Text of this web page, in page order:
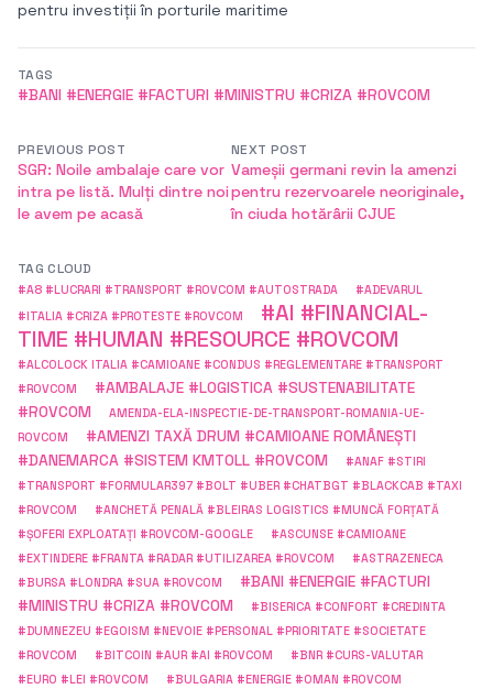
pentru investiții în porturile maritime
TAGS
#BANI #ENERGIE #FACTURI #MINISTRU #CRIZA #ROVCOM
PREVIOUS POST
SGR: Noile ambalaje care vor
intra pe listă. Mulți dintre noi
le avem pe acasă
NEXT POST
Vameșii germani revin la amenzi
pentru rezervoarele neoriginale,
în ciuda hotărârii CJUE
TAG CLOUD
#A8 #LUCRARI #TRANSPORT #ROVCOM #AUTOSTRADA
#ADEVARUL
#ITALIA #CRIZA #PROTESTE #ROVCOM
#AI #FINANCIAL-
TIME #HUMAN #RESOURCE #ROVCOM
#ALCOLOCK ITALIA #CAMIOANE #CONDUS #REGLEMENTARE #TRANSPORT
#ROVCOM
#AMBALAJE #LOGISTICA #SUSTENABILITATE
#ROVCOM
AMENDA-ELA-INSPECTIE-DE-TRANSPORT-ROMANIA-UE-
ROVCOM
#AMENZI TAXĂ DRUM #CAMIOANE ROMÂNEȘTI
#DANEMARCA #SISTEM KMTOLL #ROVCOM
#ANAF #STIRI
#TRANSPORT #FORMULAR397 #BOLT #UBER #CHATBGT #BLACKCAB #TAXI
#ROVCOM
#ANCHETĂ PENALĂ #BLEIRAS LOGISTICS #MUNCĂ FORȚATĂ
#ȘOFERI EXPLOATAȚI #ROVCOM-GOOGLE
#ASCUNSE #CAMIOANE
#EXTINDERE #FRANTA #RADAR #UTILIZAREA #ROVCOM
#ASTRAZENECA
#BURSA #LONDRA #SUA #ROVCOM
#BANI #ENERGIE #FACTURI
#MINISTRU #CRIZA #ROVCOM
#BISERICA #CONFORT #CREDINTA
#DUMNEZEU #EGOISM #NEVOIE #PERSONAL #PRIORITATE #SOCIETATE
#ROVCOM
#BITCOIN #AUR #AI #ROVCOM
#BNR #CURS-VALUTAR
#EURO #LEI #ROVCOM
#BULGARIA #ENERGIE #OMAN #ROVCOM